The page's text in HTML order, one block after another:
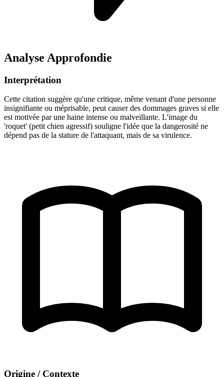
Analyse Approfondie
Interprétation
Cette citation suggère qu'une critique, même venant d'une personne
insignifiante ou méprisable, peut causer des dommages graves si elle
est motivée par une haine intense ou malveillante. L'image du
'roquet' (petit chien agressif) souligne l'idée que la dangerosité ne
dépend pas de la stature de l'attaquant, mais de sa virulence.
Origine / Contexte